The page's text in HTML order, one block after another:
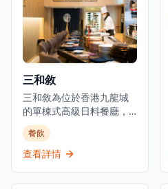
三和敘
三和敘為位於香港九龍城
的單棟式高級日料餐廳，
集結三大傳統日本料理：
壽司、鐵板燒、爐端燒的
日式餐飲概念。環境優美
餐飲
查看詳情